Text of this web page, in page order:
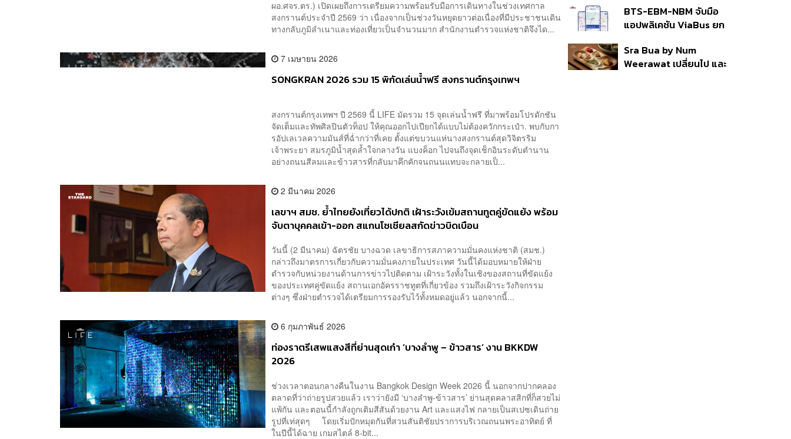
ผอ.ศจร.ตร.) เปิดเผยถึงการเตรียมความพร้อมรับมือการเดินทางในช่วงเทศกาล
สงกรานต์ประจำปี 2569 ว่า เนื่องจากเป็นช่วงวันหยุดยาวต่อเนื่องที่มีประชาชนเดิน
ทางกลับภูมิลำเนาและท่องเที่ยวเป็นจำนวนมาก สำนักงานตำรวจแห่งชาติจึงได...
7 เมษายน 2026
SONGKRAN 2026 รวม 15 พิกัดเล่นน้ำฟรี สงกรานต์กรุงเทพฯ
สงกรานต์กรุงเทพฯ ปี 2569 นี้ LIFE มัดรวม 15 จุดเล่นน้ำฟรี ที่มาพร้อมโปรดักชัน
จัดเต็มและทัพศิลปินตัวท็อป ให้คุณออกไปเปียกได้แบบไม่ต้องควักกระเป๋า. พบกับกา
รอัปเลเวลความมันส์ที่ฉ่ำกว่าที่เคย ตั้งแต่ขบวนแห่นางสงกรานต์สุดวิจิตรริม
เจ้าพระยา สมรภูมิน้ำสุดล้ำใจกลางวัน แบงค็อก ไปจนถึงจุดเช็กอินระดับตำนาน
อย่างถนนสีลมและข้าวสารที่กลับมาคึกคักจนถนนแทบจะกลายเป็...
2 มีนาคม 2026
เลขาฯ สมช. ย้ำไทยยังเที่ยวได้ปกติ เฝ้าระวังเข้มสถานทูตคู่ขัดแย้ง พร้อม
จับตาบุคคลเข้า-ออก สแกนโซเชียลสกัดข่าวบิดเบือน
วันนี้ (2 มีนาคม) ฉัตรชัย บางฉวด เลขาธิการสภาความมั่นคงแห่งชาติ (สมช.)
กล่าวถึงมาตรการเกี่ยวกับความมั่นคงภายในประเทศ วันนี้ได้มอบหมายให้ฝ่าย
ตำรวจกับหน่วยงานด้านการข่าวไปติดตาม เฝ้าระวังทั้งในเชิงของสถานที่ขัดแย้ง
ของประเทศคู่ขัดแย้ง สถานเอกอัครราชทูตที่เกี่ยวข้อง รวมถึงเฝ้าระวังกิจกรรม
ต่างๆ ซึ่งฝ่ายตำรวจได้เตรียมการรองรับไว้ทั้งหมดอยู่แล้ว นอกจากนี้...
6 กุมภาพันธ์ 2026
ท่องราตรีเสพแสงสีที่ย่านสุดเก๋า ‘บางลำพู – ข้าวสาร’ งาน BKKDW
2026
ช่วงเวลาตอนกลางคืนในงาน Bangkok Design Week 2026 นี้ นอกจากปากคลอง
ตลาดที่ว่าถ่ายรูปสวยแล้ว เราว่ายังมี ‘บางลำพู-ข้าวสาร’ ย่านสุดคลาสสิกที่ก็สวยไม่
แพ้กัน และตอนนี้กำลังถูกเติมสีสันด้วยงาน Art และแสงไฟ กลายเป็นสเปซเดินถ่าย
รูปที่เท่สุดๆ โดยเริ่มปักหมุดกันที่สวนสันติชัยปราการบริเวณถนนพระอาทิตย์ ที่
ในปีนี้ได้ฉาย เกมสไตล์ 8-bit...
แสนล้าน มั่นใจงบต่อ ‘ไทย
ช่วยไทย พลัส’ เฟส 2 มี
BTS-EBM-NBM จับมือ
แอปพลิเคชัน ViaBus ยก
รถไฟฟ้า 3 สายแบบเรียล
ไทม์
Sra Bua by Num
Weerawat เปลี่ยนไป และ